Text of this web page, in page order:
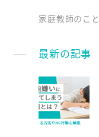
家庭教師のこと
最新の記事